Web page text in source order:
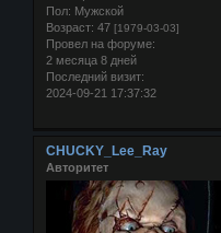
Пол: Мужской
Возраст: 47 [1979-03-03]
Провел на форуме:
2 месяца 8 дней
Последний визит:
2024-09-21 17:37:32
CHUCKY_Lee_Ray
Авторитет